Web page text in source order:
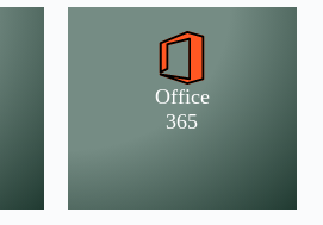
Office
365